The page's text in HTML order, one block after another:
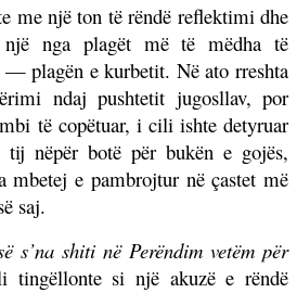
me një ton të rëndë reflektimi dhe
nga plagët më të mëdha të
— plagën e kurbetit. Në ato rreshta
ndaj pushtetit jugosllav, por
të copëtuar, i cili ishte detyruar
tij nëpër botë për bukën e gojës,
mbetej e pambrojtur në çastet më
saj.
s’na shiti në Perëndim vetëm për
si një akuzë e rëndë